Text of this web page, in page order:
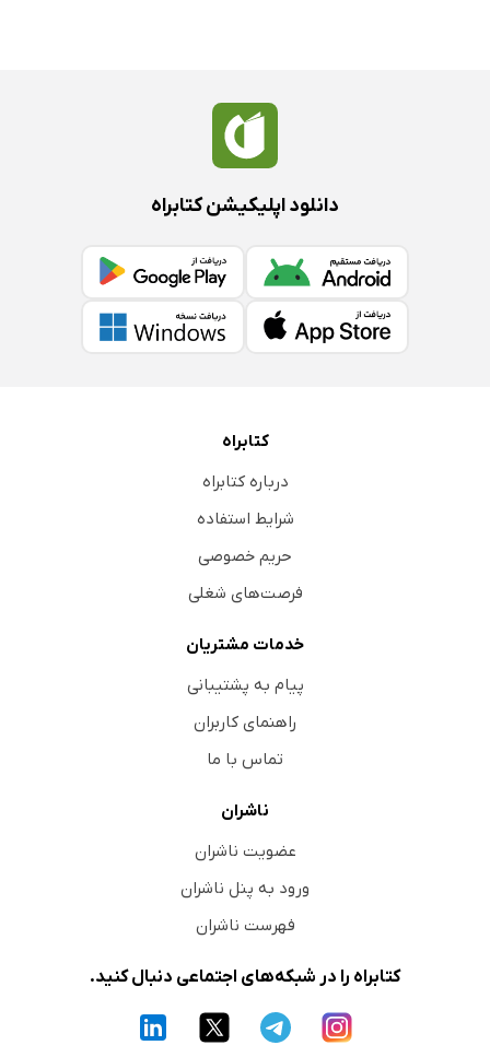
دانلود اپلیکیشن کتابراه
کتابراه
درباره کتابراه
شرایط استفاده
حریم خصوصی
فرصت‌های شغلی
خدمات مشتریان
پیام به پشتیبانی
راهنمای کاربران
تماس با ما
ناشران
عضویت ناشران
ورود به پنل ناشران
فهرست ناشران
کتابراه را در شبکه‌های اجتماعی دنبال کنید.